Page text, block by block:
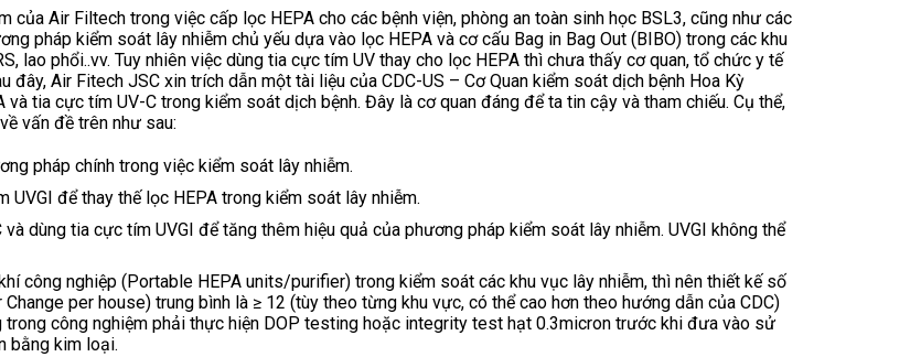
của Air Filtech trong việc cấp lọc HEPA cho các bệnh viện, phòng an toàn sinh học BSL3, cũng như các
pháp kiểm soát lây nhiễm chủ yếu dựa vào lọc HEPA và cơ cấu Bag in Bag Out (BIBO) trong các khu
lao phổi..vv. Tuy nhiên việc dùng tia cực tím UV thay cho lọc HEPA thì chưa thấy cơ quan, tổ chức y tế
đây, Air Fitech JSC xin trích dẫn một tài liệu của CDC-US – Cơ Quan kiểm soát dịch bệnh Hoa Kỳ
và tia cực tím UV-C trong kiểm soát dịch bệnh. Đây là cơ quan đáng để ta tin cậy và tham chiếu. Cụ thể,
vấn đề trên như sau:
pháp chính trong việc kiểm soát lây nhiễm.
UVGI để thay thế lọc HEPA trong kiểm soát lây nhiễm.
dùng tia cực tím UVGI để tăng thêm hiệu quả của phương pháp kiểm soát lây nhiễm. UVGI không thể
công nghiệp (Portable HEPA units/purifier) trong kiểm soát các khu vục lây nhiễm, thì nên thiết kế số
Change per house) trung bình là ≥ 12 (tùy theo từng khu vực, có thể cao hơn theo hướng dẫn của CDC)
trong công nghiệm phải thực hiện DOP testing hoặc integrity test hạt 0.3micron trước khi đưa vào sử
bằng kim loại.